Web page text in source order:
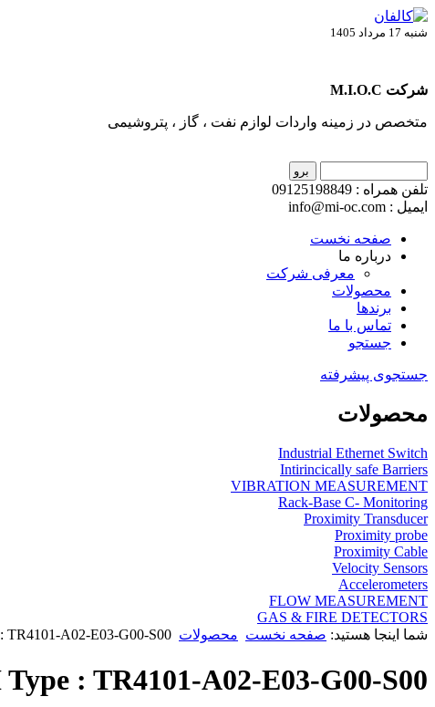
شنبه 17 مرداد 1405
شرکت M.I.O.C
متخصص در زمینه واردات لوازم نفت ، گاز ، پتروشیمی
تلفن همراه : 09125198849
ایمیل : info@mi-oc.com
صفحه نخست
درباره ما
معرفی شرکت
محصولات
برندها
تماس با ما
جستجو
جستجوی پیشرفته
محصولات
Industrial Ethernet Switch
Intirincically safe Barriers
VIBRATION MEASUREMENT
Rack-Base C- Monitoring
Proximity Transducer
Proximity probe
Proximity Cable
Velocity Sensors
Accelerometers
FLOW MEASUREMENT
GAS & FIRE DETECTORS
شما اینجا هستید: صفحه نخست محصولات A02-E03-G00-S00
: TR4101-A02-E03-G00-S00